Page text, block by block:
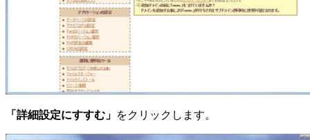
「詳細設定にすすむ」 をクリックします。